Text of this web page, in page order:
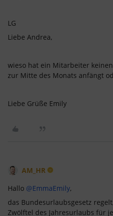
LG
Liebe Andrea,
wieso hat ein Mitarbeiter
zur Mitte des Monats anfängt
Liebe Grüße Emily
AM_HR
Hallo ​ @EmmaEmily,
das Bundesurlaubsgesetz
Zwölftel des Jahresurlaubs für